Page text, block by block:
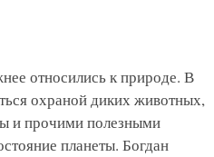
относились к природе. В
охраной диких животных,
и прочими полезными
планеты. Богдан